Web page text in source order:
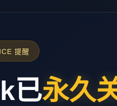
提醒
已永久